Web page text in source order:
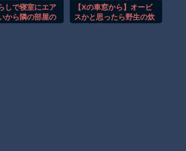
と診断された当時、世間はまだPTSDと
ていませんでした」
しで寝室にエア
から隣の部屋の
【Xの車窓から】オービ
スかと思ったら野生の炊